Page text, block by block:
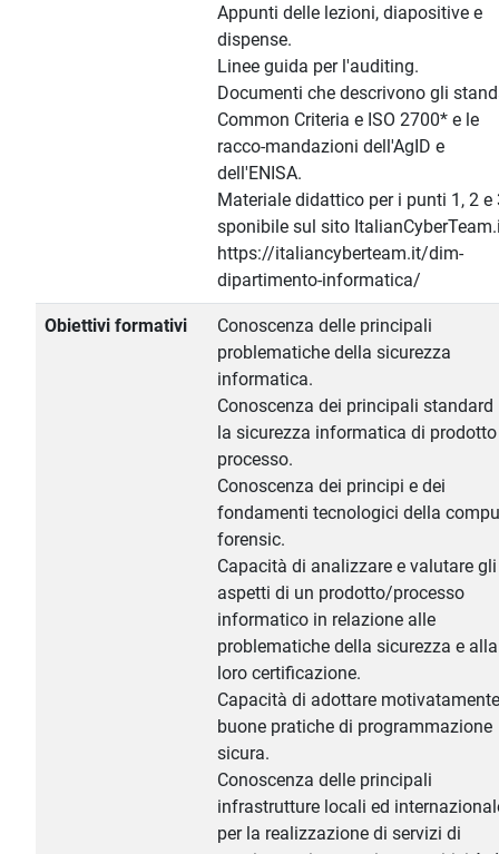
Appunti delle lezioni, diapositive e
dispense.
Linee guida per l'auditing.
Documenti che descrivono gli
Common Criteria e ISO 2700* e le
racco-mandazioni dell'AgID e
dell'ENISA.
Materiale didattico per i punti 1, 2 e
sponibile sul sito
https://italiancyberteam.it/dim-
dipartimento-informatica/
Obiettivi formativi
Conoscenza delle principali
problematiche della sicurezza
informatica.
Conoscenza dei principali standard
la sicurezza informatica di
processo.
Conoscenza dei principi e dei
fondamenti tecnologici della
forensic.
Capacità di analizzare e valutare gli
aspetti di un prodotto/processo
informatico in relazione alle
problematiche della sicurezza e alla
loro certificazione.
Capacità di adottare motivatamente
buone pratiche di programmazione
sicura.
Conoscenza delle principali
infrastrutture locali ed
per la realizzazione di servizi di